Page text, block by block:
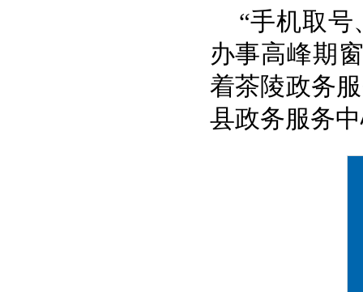
“手机取
办事高峰期
着茶陵政务
县政务服务